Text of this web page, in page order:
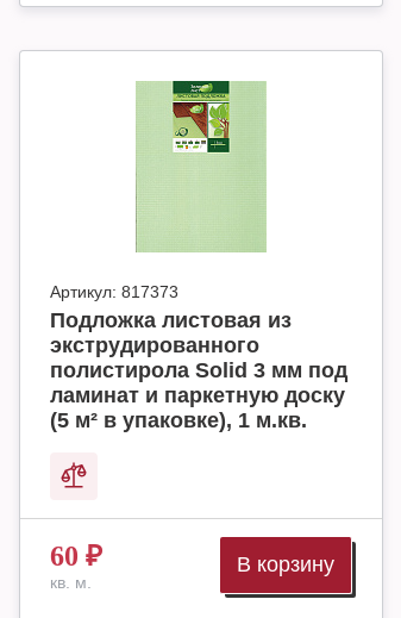
Артикул: 817373
Подложка листовая из
экструдированного
полистирола Solid 3 мм под
ламинат и паркетную доску
(5 м² в упаковке), 1 м.кв.
60 ₽
кв. м.
В корзину